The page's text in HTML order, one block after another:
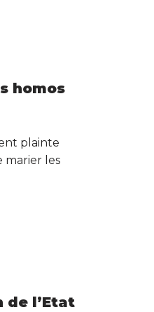
homos
plainte
marier les
de l’Etat